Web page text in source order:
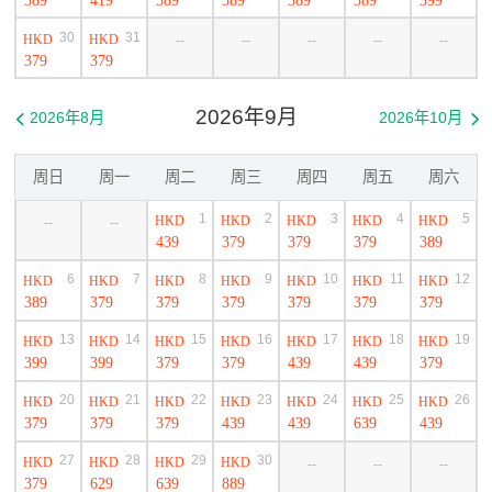
HKD
379
30 HKD
379
31 -- -- -- -- --
2026年9月
 2026年8月 2026年10月 
周日 周一 周二 周三 周四 周五 周六
-- -- HKD
439
1 HKD
379
2 HKD
379
3 HKD
379
4 HKD
389
5
HKD
389
6 HKD
379
7 HKD
379
8 HKD
379
9 HKD
379
10 HKD
379
11 HKD
379
12
HKD
399
13 HKD
399
14 HKD
379
15 HKD
379
16 HKD
439
17 HKD
439
18 HKD
379
19
HKD
379
20 HKD
379
21 HKD
379
22 HKD
439
23 HKD
439
24 HKD
639
25 HKD
439
26
HKD
379
27 HKD
629
28 HKD
639
29 HKD
889
30 -- -- --